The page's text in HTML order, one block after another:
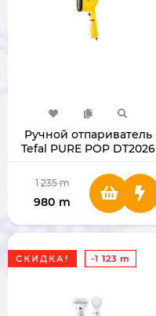
Ручной отпариватель
Tefal PURE POP DT2026
1 235 m
980 m
СКИДКА! -1 123 m